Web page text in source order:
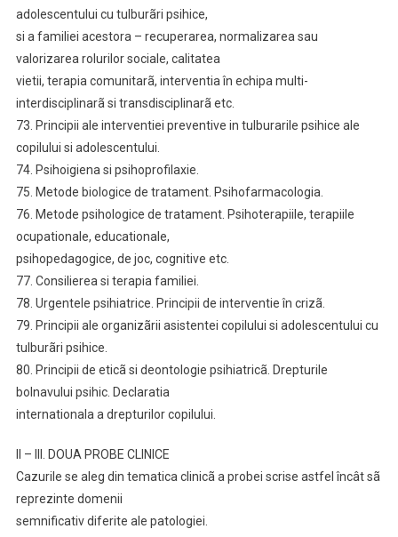
adolescentului cu tulburãri psihice,
si a familiei acestora – recuperarea, normalizarea sau
valorizarea rolurilor sociale, calitatea
vietii, terapia comunitarã, interventia în echipa multi-
interdisciplinarã si transdisciplinarã etc.
73. Principii ale interventiei preventive in tulburarile psihice ale
copilului si adolescentului.
74. Psihoigiena si psihoprofilaxie.
75. Metode biologice de tratament. Psihofarmacologia.
76. Metode psihologice de tratament. Psihoterapiile, terapiile
ocupationale, educationale,
psihopedagogice, de joc, cognitive etc.
77. Consilierea si terapia familiei.
78. Urgentele psihiatrice. Principii de interventie în crizã.
79. Principii ale organizãrii asistentei copilului si adolescentului cu
tulburãri psihice.
80. Principii de eticã si deontologie psihiatricã. Drepturile
bolnavului psihic. Declaratia
internationala a drepturilor copilului.
II – III. DOUA PROBE CLINICE
Cazurile se aleg din tematica clinicã a probei scrise astfel încât sã
reprezinte domenii
semnificativ diferite ale patologiei.